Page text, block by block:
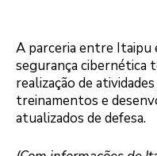
A parceria entre Itaipu
segurança cibernética
realização de
treinamentos e
atualizados de defesa.